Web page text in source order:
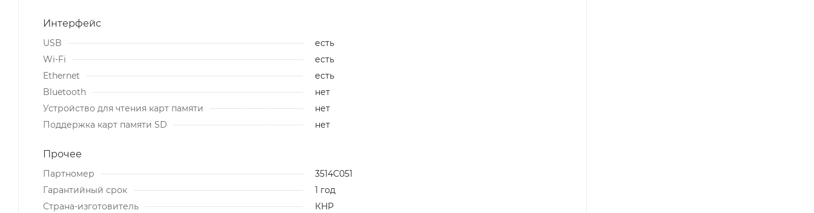
Интерфейс
USB
есть
Wi-Fi
есть
Ethernet
есть
Bluetooth
нет
Устройство для чтения карт памяти
нет
Поддержка карт памяти SD
нет
Прочее
Партномер
3514C051
Гарантийный срок
1 год
Страна-изготовитель
КНР